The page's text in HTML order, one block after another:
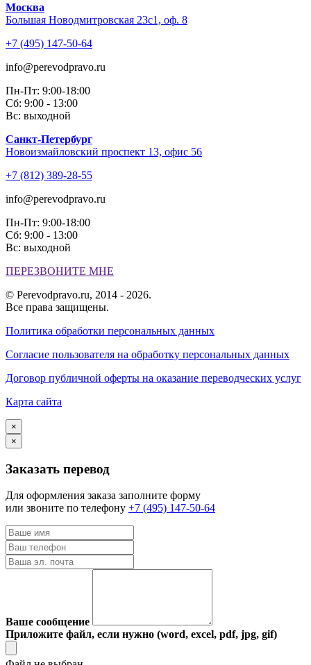
Москва
Большая Новодмитровская 23с1, оф. 8
+7 (495) 147-50-64
info@perevodpravo.ru
Пн-Пт: 9:00-18:00
Сб: 9:00 - 13:00
Вс: выходной
Санкт-Петербург
Новоизмайловский проспект 13, офис 56
+7 (812) 389-28-55
info@perevodpravo.ru
Пн-Пт: 9:00-18:00
Сб: 9:00 - 13:00
Вс: выходной
ПЕРЕЗВОНИТЕ МНЕ
© Perevodpravo.ru, 2014 - 2026.
Все права защищены.
Политика обработки персональных данных
Согласие пользователя на обработку персональных данных
Договор публичной оферты на оказание переводческих услуг
Карта сайта
×
×
Заказать перевод
Для оформления заказа заполните форму
или звоните по телефону +7 (495) 147-50-64
Ваше сообщение
Приложите файл, если нужно (word, excel, pdf, jpg, gif)